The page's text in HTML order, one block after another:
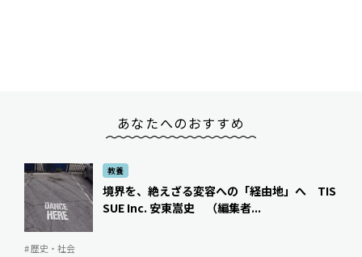
あなたへのおすすめ
教養
境界を、絶えざる変容への「経由地」へ TIS
SUE Inc. 安東嵩史 （編集者...
# 歴史・社会